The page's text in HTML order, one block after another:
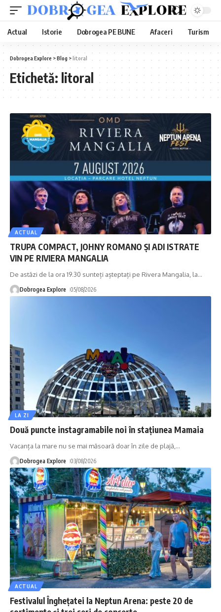
Actual Istorie Dobrogea PE BUNE Afaceri Turism
Dobrogea Explore >Blog >litoral
Etichetă: litoral
ACTUAL
TRUPA COMPACT, JOHNY ROMANO ȘI ADI ISTRATE
VIN PE RIVIERA MANGALIA
De astăzi de la ora 19.30 sunteți așteptați pe Rivera Mangalia, la…
Dobrogea Explore 05/08/2026
LA ZI
Două puncte instagramabile noi în stațiunea Mamaia
Vacanța la mare nu se mai măsoară doar în zile de plajă, …
Dobrogea Explore 03/08/2026
ACTUAL
Festivalul Înghețatei la Neptun Arena: peste 20 de